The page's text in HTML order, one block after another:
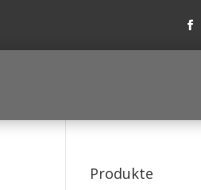
Produkte